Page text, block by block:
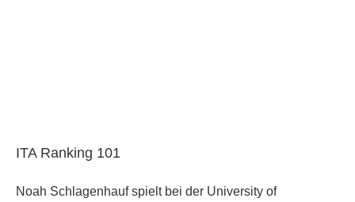
ITA Ranking 101
Noah Schlagenhauf spielt bei der University of